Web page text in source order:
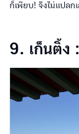
ก็เพียบ! จึงไม่แปลก
9. เก็นติ้ง